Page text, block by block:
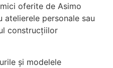
oferite de Asimo
atelierele personale sau
construcțiilor
și modelele